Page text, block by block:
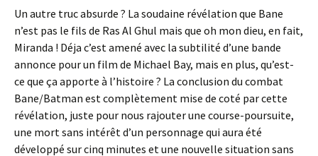
Un autre truc absurde ? La soudaine révélation que Bane
n’est pas le fils de Ras Al Ghul mais que oh mon dieu, en fait,
Miranda ! Déja c’est amené avec la subtilité d’une bande
annonce pour un film de Michael Bay, mais en plus, qu’est-
ce que ça apporte à l’histoire ? La conclusion du combat
Bane/Batman est complètement mise de coté par cette
révélation, juste pour nous rajouter une course-poursuite,
une mort sans intérêt d’un personnage qui aura été
développé sur cinq minutes et une nouvelle situation sans